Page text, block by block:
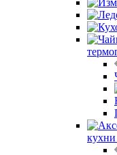
кухни